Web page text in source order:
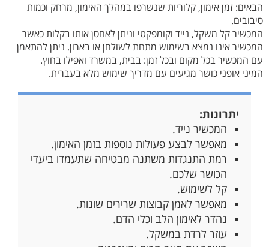
הבאים: זמן אימון, קלוריות שנשרפו במהלך האימון, מרחק וכמות
סיבובים.
המכשיר קל משקל, נייד וקומפקטי וניתן לאחסן אותו בקלות כאשר
המכשיר אינו נמצא בשימוש מתחת לשולחן או בארון. ניתן להתאמן
עם המכשיר בכל מקום ובכל זמן: בבית, במשרד ואפילו בחוץ.
המיני אופני כושר מגיעים עם מדריך שימוש מלא בעברית.
יתרונות:
המכשיר נייד.
מאפשר לבצע פעולות נוספות בזמן האימון.
רמת התנגדות משתנה מבטיחה שתעמדו ביעדי
הכושר שלכם.
קל לשימוש.
מאפשר לאמן קבוצות שרירים שונות.
נהדר לאימון הלב וכלי הדם.
עוזר לרדת במשקל.